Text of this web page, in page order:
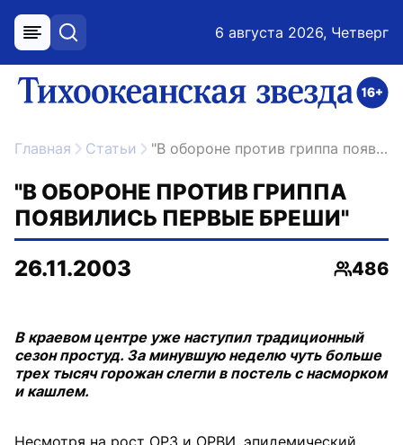
меню поиск 6 августа 2026, Четверг
ссылка на главную
Главная Статьи "В обороне против гриппа появились первые бреши"
"В ОБОРОНЕ ПРОТИВ ГРИППА
ПОЯВИЛИСЬ ПЕРВЫЕ БРЕШИ"
26.11.2003
486
В краевом центре уже наступил традиционный
сезон простуд. За минувшую неделю чуть больше
трех тысяч горожан слегли в постель с насморком
и кашлем.
Несмотря на рост ОРЗ и ОРВИ, эпидемический